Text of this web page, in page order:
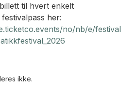
til hvert enkelt
her:
no/nb/e/festival
ikke.